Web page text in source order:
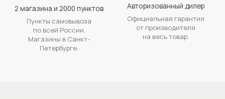
2 магазина и 2000 пунктов
Пункты самовывоза
по всей России.
Магазины в Санкт-
Петербурге.
Авторизованный дилер
Официальная гарантия
от производителя
на весь товар.